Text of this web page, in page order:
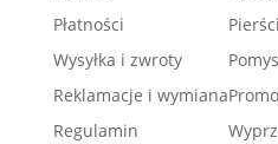
Płatności
Wysyłka i zwroty
Reklamacje i wymiana
Regulamin